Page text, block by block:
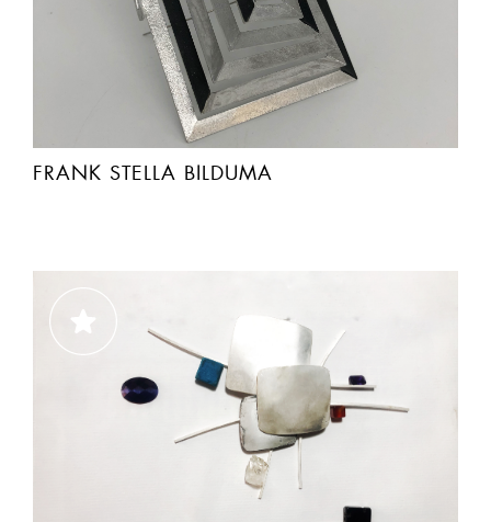
FRANK STELLA BILDUMA